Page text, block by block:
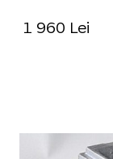
1 960 Lei